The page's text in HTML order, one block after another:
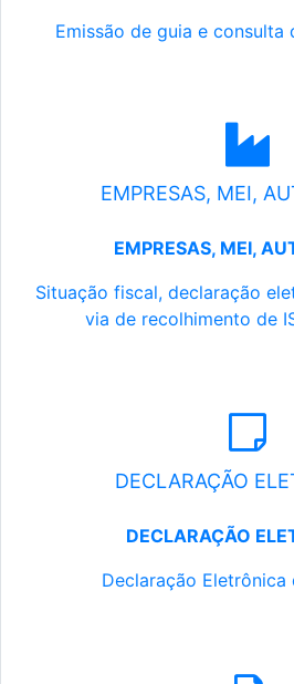
Emissão de guia e consulta
EMPRESAS, MEI,
EMPRESAS, MEI,
Situação fiscal, declaração
via de recolhimento de
DECLARAÇÃO
DECLARAÇÃO
Declaração Eletrônica